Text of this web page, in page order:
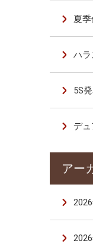
夏
ハ
5S
デュ